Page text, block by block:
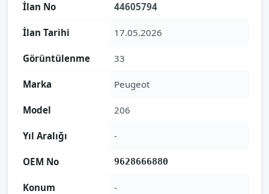
İlan No 44605794
İlan Tarihi 17.05.2026
Görüntülenme 33
Marka Peugeot
Model 206
Yıl Aralığı -
OEM No 9628666880
Konum -